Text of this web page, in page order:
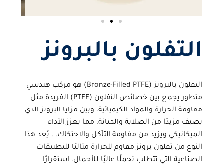
التفلون بالبرونز
التفلون بالبرونز
(Bronze-Filled PTFE) هو مركب هندسي
متطور يجمع بين خصائص التفلون (PTFE) الفريدة مثل
مقاومة الحرارة والمواد الكيميائية، وبين مزايا البرونز الذي
يضيف مزيدًا من الصلابة والمتانة، مما يعزز الأداء
الميكانيكي ويزيد من مقاومة التآكل والاحتكاك. . يُعد هذا
النوع من تفلون برونز مقاوم للحرارة مثاليًا للتطبيقات
الصناعية التي تتطلب تحملًا عاليًا للأحمال، استقرارًا